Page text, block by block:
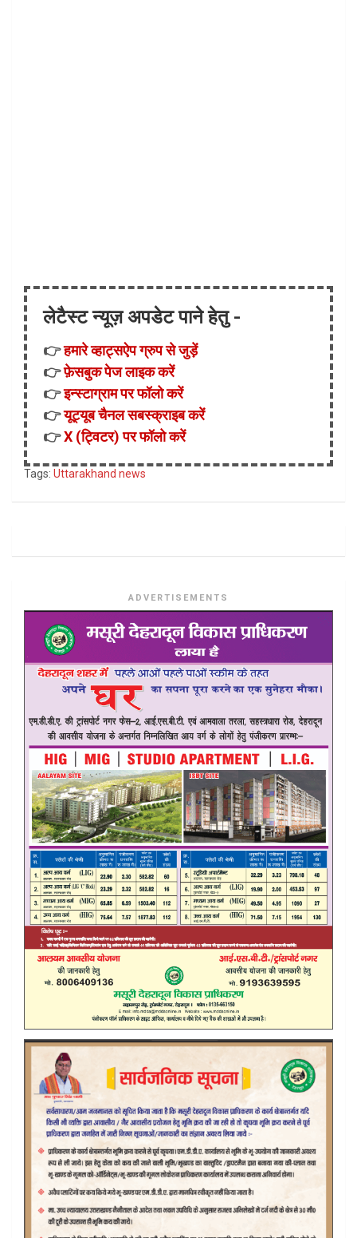
लेटैस्ट न्यूज़ अपडेट पाने हेतु -
👉हमारे व्हाट्सऐप ग्रुप से जुड़ें
👉फ़ेसबुक पेज लाइक करें
👉इन्स्टाग्राम पर फॉलो करें
👉यूट्यूब चैनल सबस्क्राइब करें
👉X (ट्विटर) पर फॉलो करें
Tags: Uttarakhand news
ADVERTISEMENTS